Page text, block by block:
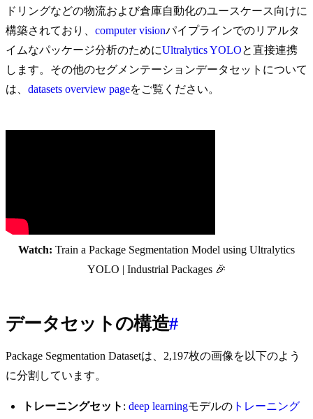
ドリングなどの物流および倉庫自動化のユースケース向けに
構築されており、 computer visionパイプラインでのリアルタ
イムなパッケージ分析のためにUltralytics YOLOと直接連携
します。その他のセグメンテーションデータセットについて
は、 datasets overview pageをご覧ください。
Watch: Train a Package Segmentation Model using Ultralytics
YOLO | Industrial Packages 🎉
データセットの構造#
Package Segmentation Datasetは、2,197枚の画像を以下のよう
に分割しています。
トレーニングセット : deep learningモデルの トレーニング